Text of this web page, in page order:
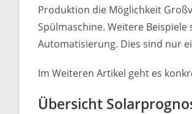
Produktion die Möglichkeit
Spülmaschine. Weitere
Automatisierung. Dies sind nur
Im Weiteren Artikel geht es
Übersicht